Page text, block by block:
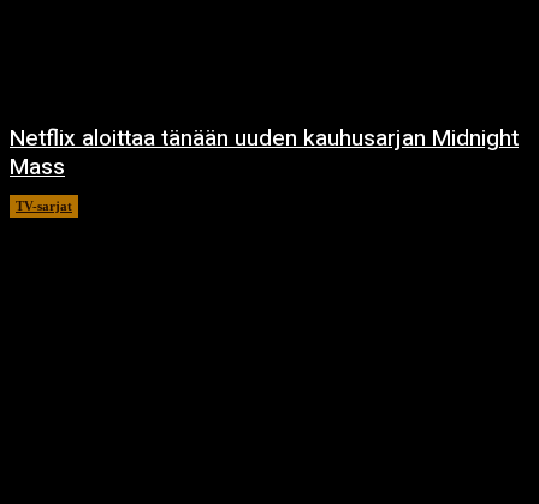
Netflix aloittaa tänään uuden kauhusarjan Midnight
Mass
TV-sarjat